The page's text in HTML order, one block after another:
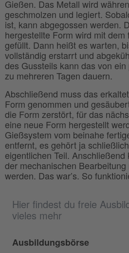
Hier findest du freie
vieles mehr
Ausbildungsbörse
Gießen. Das Metall wird
geschmolzen und legiert.
ist, kann abgegossen werden.
hergestellte Form wird mit dem
gefüllt. Dann heißt es warten,
vollständig erstarrt und
des Gussteils kann das von
zu mehreren Tagen dauern.
Abschließend muss das
Form genommen und
die Form zerstört, für das
eine neue Form hergestellt
Gießsystem vom beinahe
entfernt, es gehört ja
eigentlichen Teil.
der mechanischen
werden. Das war’s. So